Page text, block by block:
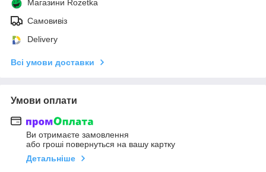
Магазини Rozetka
Самовивіз
Delivery
Всі умови доставки
Умови оплати
Ви отримаєте замовлення
або гроші повернуться на вашу картку
Детальніше